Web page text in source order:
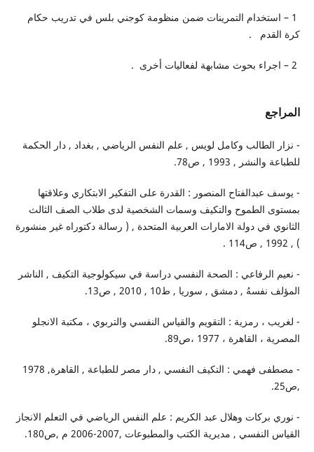
1 – استخدام التمرينات ضمن منظومة كوجني بلس في تدريب حكام
كرة القدم .
المراجع
- نزار الطالب وكامل لويس , علم النفس الرياضي , بغداد , دار الحكمة
للطباعة والنشر , 1993 , ص78.
- يوسف عبدالفتاح المنصور : القدرة على التفكير الابتكاري وعلاقتها
بمستوى الطموح والتكيف وسمات الشخصية لدى طلاب الصف الثالث
الثانوي في دولة الامارات العربية المتحدة , ( رسالة دكتوراه غير منشورة
) , 1992 , ص114 .
- نعيم الرفاعي : الصحة النفسي دراسة في سيكولوجية التكيف , الناشر
المؤلف نفسهُ , دمشق , سوريا , ط10 , 2010 , ص13.
- لغريب ، رمزية : التقويم والقياس النفسي والتربوي ، مكتبة الانجلو
المصرية ، القاهرة ، 1977 ،ص89.
- مصطفى فهمي : التكيف النفسي , دار مصر للطباعة , القاهرة, 1978
,ص25.
- نوري بركات وهلال عبد الكريم : علم النفس الرياضي في التعلم الانجاز
القياس النفسي , مديرية الكتب والمطبوعات ,2007-2006 م ,ص180.